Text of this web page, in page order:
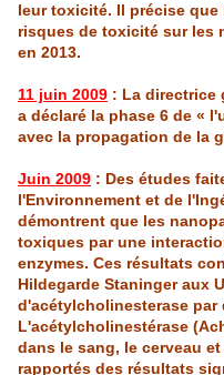
leur toxicité. Il précise
risques de toxicité sur les
en 2013.
11 juin 2009 : La directrice
a déclaré la phase 6 de «
avec la propagation de la
Juin 2009 : Des études
l'Environnement et de
démontrent que les
toxiques par une
enzymes. Ces résultats
Hildegarde Staningeraux
d'acétylcholinesterase
L'acétylcholinestérase
dans le sang, le cerveau
rapportés des résultats